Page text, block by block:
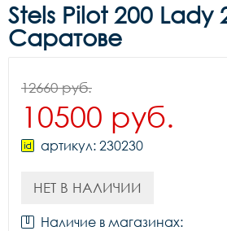
Stels Pilot 200 Lady
Саратове
12660 руб.
10500 руб.
артикул: 230230
НЕТ В НАЛИЧИИ
Наличие в магазинах: